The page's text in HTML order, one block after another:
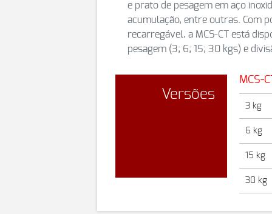
e prato de pesagem em aço
acumulação, entre outras. Com
recarregável, a MCS-CT está
pesagem (3; 6; 15; 30 kgs) e
Versões
MCS-
3 kg
6 kg
15 kg
30 kg